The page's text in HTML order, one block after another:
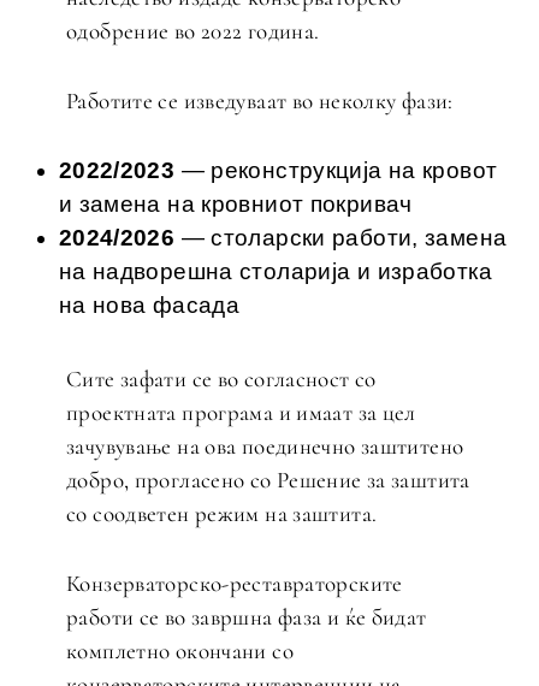
одобрение во 2022 година.
Работите се изведуваат во неколку фази:
2022/2023 — реконструкција на кровот
и замена на кровниот покривач
2024/2026 — столарски работи, замена
на надворешна столарија и изработка
на нова фасада
Сите зафати се во согласност со
проектната програма и имаат за цел
зачувување на ова поединечно заштитено
добро, прогласено со Решение за заштита
со соодветен режим на заштита.
Конзерваторско-реставраторските
работи се во завршна фаза и ќе бидат
комплетно окончани со